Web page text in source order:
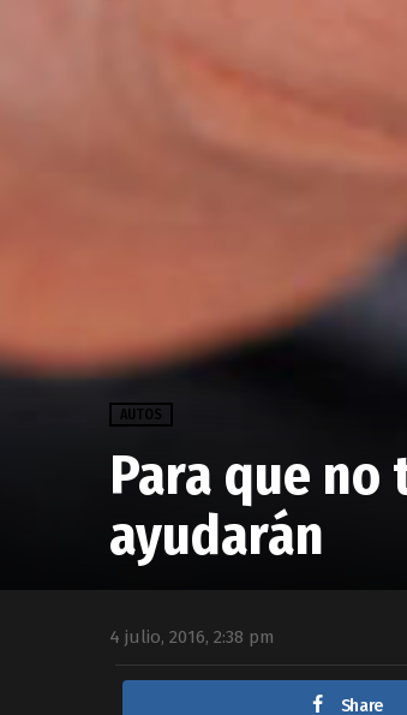
AUTOS
Para que no
ayudarán
4 julio, 2016, 2:38 pm
Share